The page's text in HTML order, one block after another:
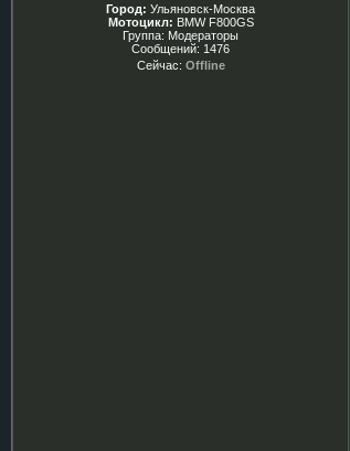
Город: Ульяновск-Москва
Мотоцикл: BMW F800GS
Группа: Модераторы
Сообщений: 1476
Сейчас: Offline